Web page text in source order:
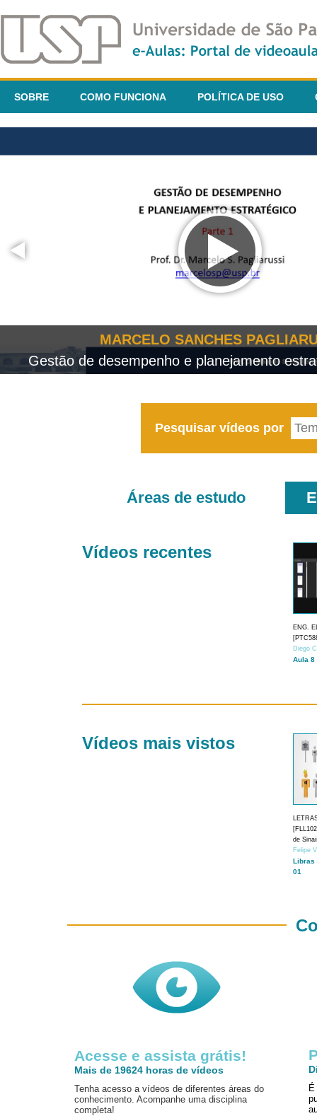
SOBRE COMO FUNCIONA POLÍTICA DE USO
MARCELO SANCHES
Gestão de desempenho e planejamento
Pesquisar vídeos por
Áreas de estudo
Vídeos recentes
ENG.
Diego
Aula 8
Vídeos mais vistos
de
Felipe
Libras
01
Acesse e assista grátis!
Mais de 19624 horas de vídeos
Tenha acesso a vídeos de diferentes áreas do
conhecimento. Acompanhe uma disciplina
completa!